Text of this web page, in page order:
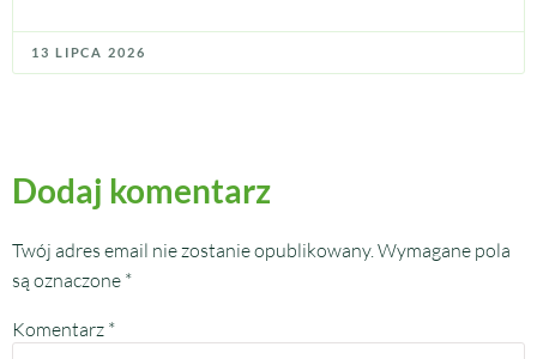
13 LIPCA 2026
Dodaj komentarz
Twój adres email nie zostanie opublikowany. Wymagane pola
są oznaczone *
Komentarz *